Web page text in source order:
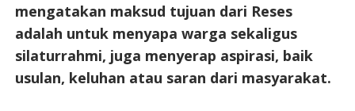
mengatakan maksud tujuan dari Reses
adalah untuk menyapa warga sekaligus
silaturrahmi, juga menyerap aspirasi, baik
usulan, keluhan atau saran dari masyarakat.